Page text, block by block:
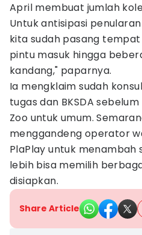
April membuat jumlah
Untuk antisipasi penularan
kita sudah pasang
pintu masuk hingga
kandang," paparnya.
Ia mengklaim sudah
tugas dan BKSDA
Zoo untuk umum.
menggandeng operator
PlaPlay untuk menambah
lebih bisa memilih
disiapkan.
Share Article